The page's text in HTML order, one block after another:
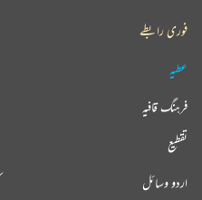
فوری رابطے
عطیہ
فرہنگ قافیہ
تقطیع
اردو وسائل